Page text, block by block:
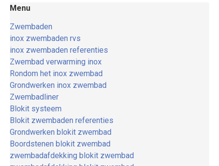
Menu
Zwembaden
inox zwembaden rvs
inox zwembaden referenties
Zwembad verwarming inox
Rondom het inox zwembad
Grondwerken inox zwembad
Zwembadliner
Blokit systeem
Blokit zwembaden referenties
Grondwerken blokit zwembad
Boordstenen blokit zwembad
zwembadafdekking blokit zwembad